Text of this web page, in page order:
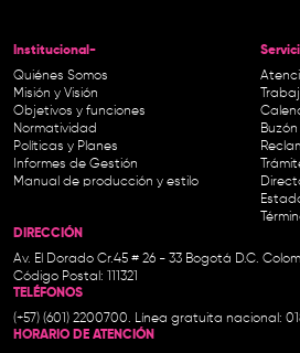
Institucional-
Quiénes Somos
Misión y Visión
Objetivos y funciones
Normatividad
Políticas y Planes
Informes de Gestión
Manual de producción y estilo
DIRECCIÓN
Av. El Dorado Cr.45 # 26 - 33 Bogotá D.C.
Código Postal: 111321
TELÉFONOS
(+57) (601) 2200700. Línea gratuita nacional:
HORARIO DE ATENCIÓN